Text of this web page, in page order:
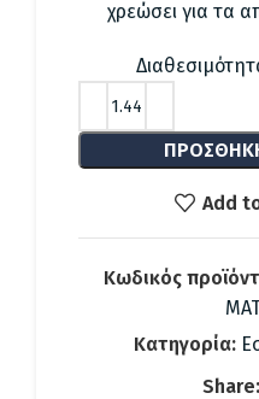
χρεώσει για τα
Add
Κωδικός
Κατηγορία:
Share: